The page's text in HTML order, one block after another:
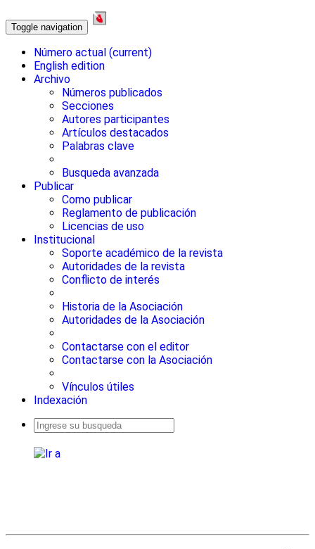
Toggle navigation
Número actual (current)
English edition
Archivo
Números publicados
Secciones
Autores participantes
Artículos destacados
Palabras clave
Busqueda avanzada
Publicar
Como publicar
Reglamento de publicación
Licencias de uso
Institucional
Soporte académico de la revista
Autoridades de la revista
Conflicto de interés
Historia de la Asociación
Autoridades de la Asociación
Contactarse con el editor
Contactarse con la Asociación
Vínculos útiles
Indexación